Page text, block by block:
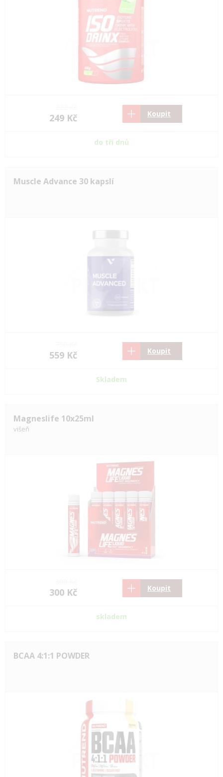
249 Kč Koupit
do tří dnů
Muscle Advance 30 kapslí
559 Kč Koupit
Skladem
Magneslife 10x25ml
višeň
300 Kč Koupit
skladem
BCAA 4:1:1 POWDER